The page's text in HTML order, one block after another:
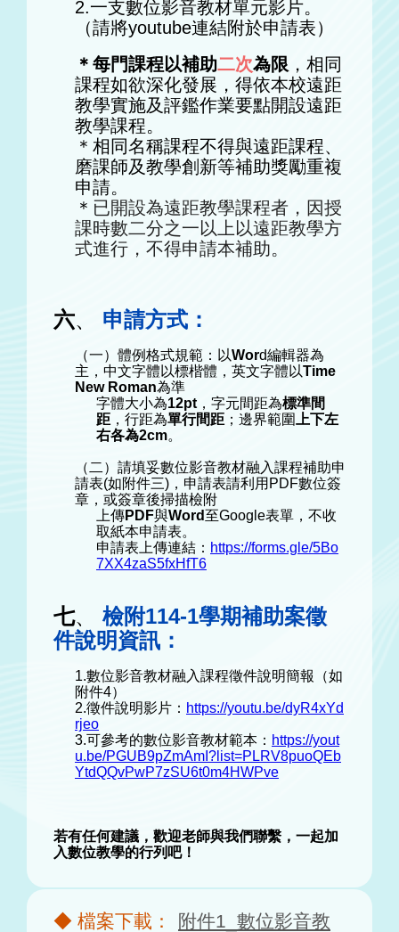
2.一支數位影音教材單元影片。
（請將youtube連結附於申請表）
＊每門課程以補助二次為限 ，相同
課程如欲深化發展，得依本校遠距
教學實施及評鑑作業要點開設遠距
教學課程。
＊相同名稱課程不得與遠距課程、
磨課師及教學創新等補助獎勵重複
申請。
＊ 已開設為遠距教學課程者，因授
課時數二分之一以上以遠距教學方
式進行，不得申請本補助。
六、 申請方式：
（一）體例格式規範：以Word編輯器為
主，中文字體以標楷體，英文字體以Time
New Roman為準
字體大小為12pt，字元間距為標準間
距 ，行距為單行間距 ；邊界範圍
上下左
右各為2cm。
（二）請填妥數位影音教材融入課程補助申
請表(如附件三)，申請表請利用PDF數位簽
章，或簽章後掃描檢附
上傳PDF與Word至Google表單，不收
取紙本申請表。
申請表上傳連結： https://forms.gle/5Bo
7XX4zaS5fxHfT6
七、 檢附114-1學期補助案徵
件說明資訊：
1.數位影音教材融入課程徵件說明簡報（如
附件4）
2.徵件說明影片： https://youtu.be/dyR4xYd
rjeo
3.可參考的數位影音教材範本： https://yout
u.be/PGUB9pZmAmI?list=PLRV8puoQEb
YtdQQvPwP7zSU6t0m4HWPve
若有任何建議，歡迎老師與我們聯繫，一起加
入數位教學的行列吧！
附件1_數位影音教